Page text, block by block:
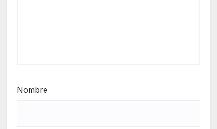
Nombre